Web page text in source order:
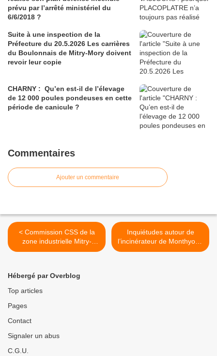
prévu par l’arrêté ministériel du
6/6/2018 ?
Suite à une inspection de la
Préfecture du 20.5.2026 Les carrières
du Boulonnais de Mitry-Mory doivent
revoir leur copie
CHARNY : Qu’en est-il de l’élevage
de 12 000 poules pondeuses en cette
période de canicule ?
Commentaires
Ajouter un commentaire
< Commission CSS de la
zone industrielle Mitry-
Compans du 19/9/2025
Inquiétudes autour de
l’incinérateur de Monthyon :
les communes
Hébergé par Overblog
Top articles
Pages
Contact
Signaler un abus
C.G.U.